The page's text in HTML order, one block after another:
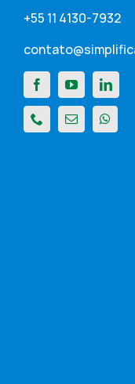
+55 11 4130-7932